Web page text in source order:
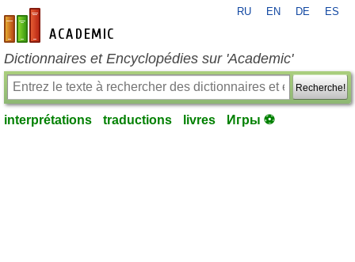
fr-academic.com
RU EN DE ES
Dictionnaires et Encyclopédies sur 'Academic'
Recherche!
interprétations traductions livres Игры ⚽